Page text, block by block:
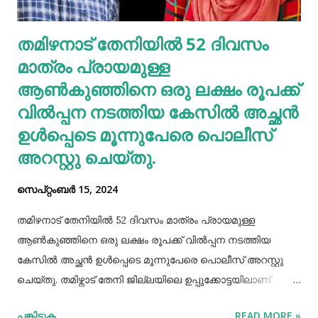
ഫിൽട്ടർ ചെയ്യുന്നു. നിങ്ങൾ അമിതമായി പ്യൂരിൻ
കഴിക്കുകയോ ഈ ഉപോൽപ്പന്നം അടിഞ്ഞുകൂടുകയോ
ചെയ്താൽ നിങ്ങളുടെ ശരീരത്തിന് കഴിയുന്നില്ലെങ്കിലും
യൂറിക് ആസിഡ് നിങ്ങളുടെ രക്തത്തിൽ ഞെരുങ...
തമിഴനാട് തേനിയില്‍ 52 ദിവസം
മാത്രം പ്രായമുള്ള
ആണ്‍കുഞ്ഞിനെ ഒരു ലക്ഷം രൂപക്ക്
വില്‍പ്പന നടത്തിയ കേസില്‍ അച്ഛൻ
ഉള്‍പ്പെടെ മൂന്നുപേരെ പൊലീസ്
അറസ്റ്റു ചെയ്തു.
സെപ്റ്റംബർ 15, 2024
തമിഴനാട് തേനിയില്‍ 52 ദിവസം മാത്രം പ്രായമുള്ള
ആണ്‍കുഞ്ഞിനെ ഒരു ലക്ഷം രൂപക്ക് വില്‍പ്പന നടത്തിയ
കേസില്‍ അച്ഛൻ ഉള്‍പ്പെടെ മൂന്നുപേരെ പൊലീസ് അറസ്റ്റു
ചെയ്തു. തമിഴ്നാട് തേനി ജില്ലയിലെ ഉപ്പുക്കോട്ടയിലാണ്